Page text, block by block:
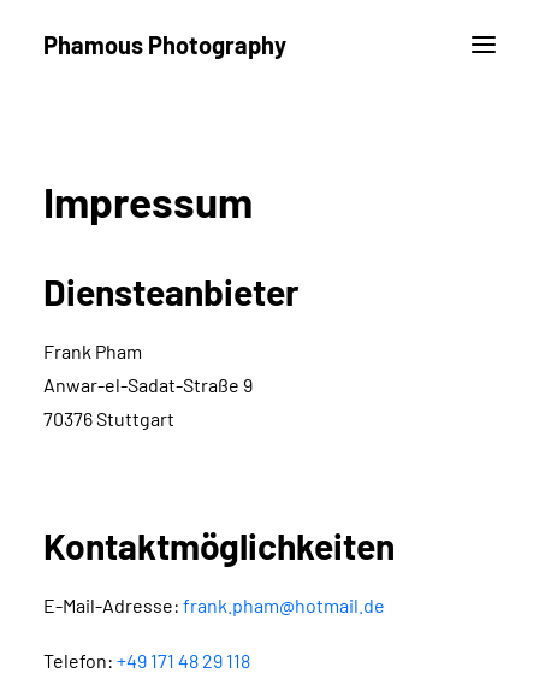
Phamous Photography
Impressum
Diensteanbieter
Frank Pham
Anwar-el-Sadat-Straße 9
70376 Stuttgart
Kontaktmöglichkeiten
E-Mail-Adresse: frank.pham@hotmail.de
Telefon: +49 171 48 29 118